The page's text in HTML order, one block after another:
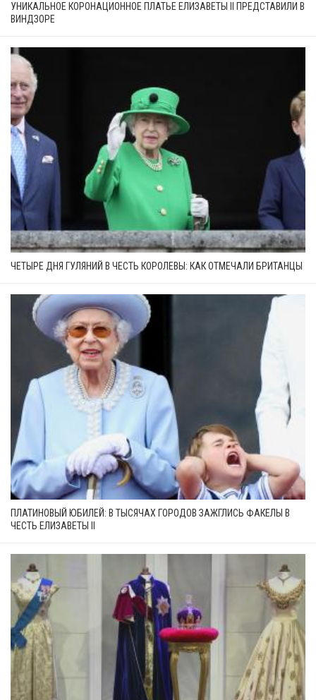
УНИКАЛЬНОЕ КОРОНАЦИОННОЕ ПЛАТЬЕ ЕЛИЗАВЕТЫ II ПРЕДСТАВИЛИ В
ВИНДЗОРЕ
ЧЕТЫРЕ ДНЯ ГУЛЯНИЙ В ЧЕСТЬ КОРОЛЕВЫ: КАК ОТМЕЧАЛИ БРИТАНЦЫ
ПЛАТИНОВЫЙ ЮБИЛЕЙ: В ТЫСЯЧАХ ГОРОДОВ ЗАЖГЛИСЬ ФАКЕЛЫ В
ЧЕСТЬ ЕЛИЗАВЕТЫ II